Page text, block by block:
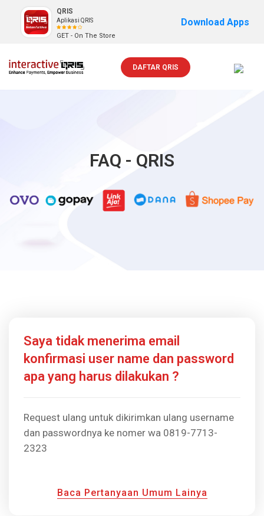
QRIS
Aplikasi QRIS
GET - On The Store
Download Apps
Toggle
DAFTAR QRIS
FAQ - QRIS
Saya tidak menerima email
konfirmasi user name dan password
apa yang harus dilakukan ?
Request ulang untuk dikirimkan ulang username
dan passwordnya ke nomer wa 0819-7713-
2323
Baca Pertanyaan Umum Lainya